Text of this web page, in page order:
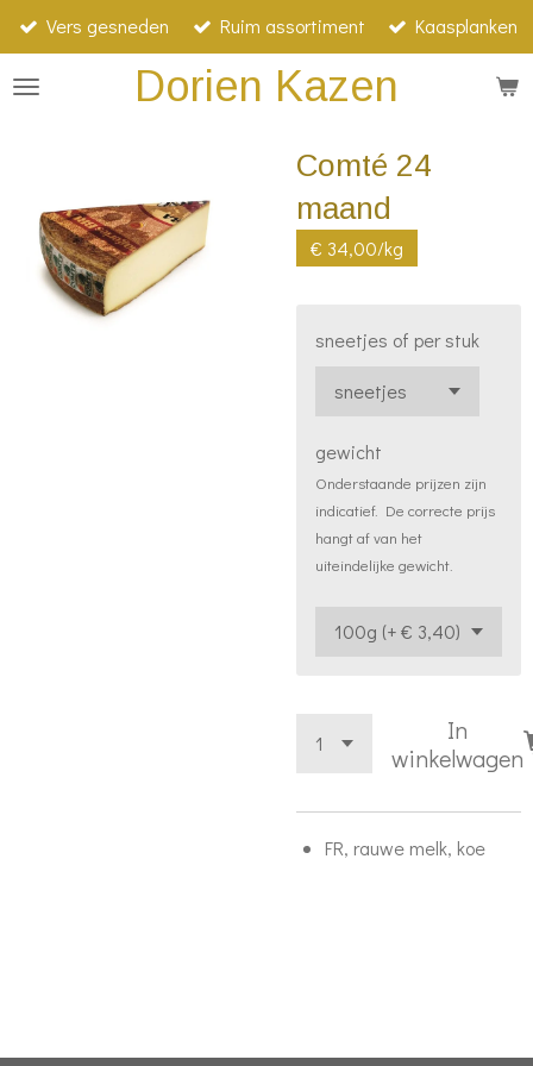
Ga
direct
naar
Dorien Kazen
Vers gesneden Ruim assortiment Kaasplanken
Comté 24
maand
€ 34,00/kg
sneetjes of per stuk
gewicht
Onderstaande prijzen zijn
indicatief. De correcte prijs
hangt af van het
uiteindelijke gewicht.
In
winkelwagen
FR, rauwe melk, koe